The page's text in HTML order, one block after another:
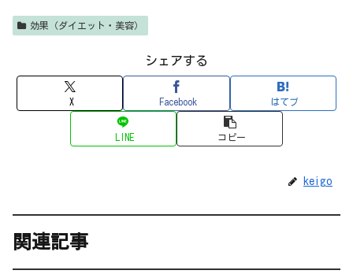
効果（ダイエット・美容）
シェアする
X Facebook はてブ
LINE コピー
keigo
関連記事